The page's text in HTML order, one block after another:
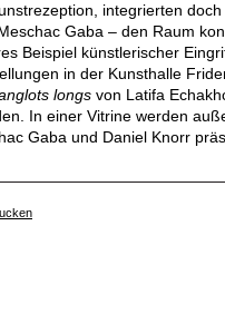
integrierten
Gaba – den Raum
Beispiel künstlerischer
in der Kunsthalle
longs von Latifa
In einer Vitrine werden
Gaba und Daniel Knorr